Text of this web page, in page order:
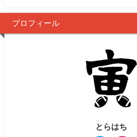
プロフィール
とらはち